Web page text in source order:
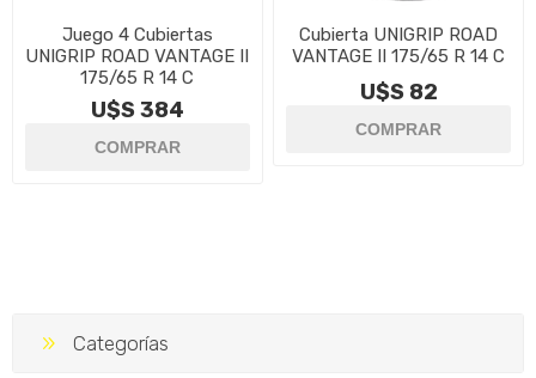
Juego 4 Cubiertas
UNIGRIP ROAD VANTAGE II
175/65 R 14 C
U$S 384
Cubierta UNIGRIP ROAD
VANTAGE II 175/65 R 14 C
U$S 82
Categorías